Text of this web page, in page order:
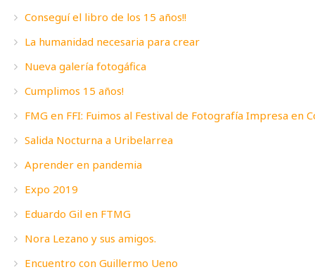
Conseguí el libro de los 15 años!!
La humanidad necesaria para crear
Nueva galería fotogáfica
Cumplimos 15 años!
FMG en FFI: Fuimos al Festival de Fotografía Impresa en
Salida Nocturna a Uribelarrea
Aprender en pandemia
Expo 2019
Eduardo Gil en FTMG
Nora Lezano y sus amigos.
Encuentro con Guillermo Ueno